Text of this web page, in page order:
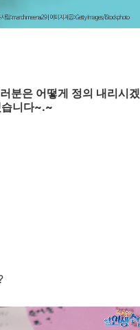
분은 어떻게 정의 내리시겠
니다~.~